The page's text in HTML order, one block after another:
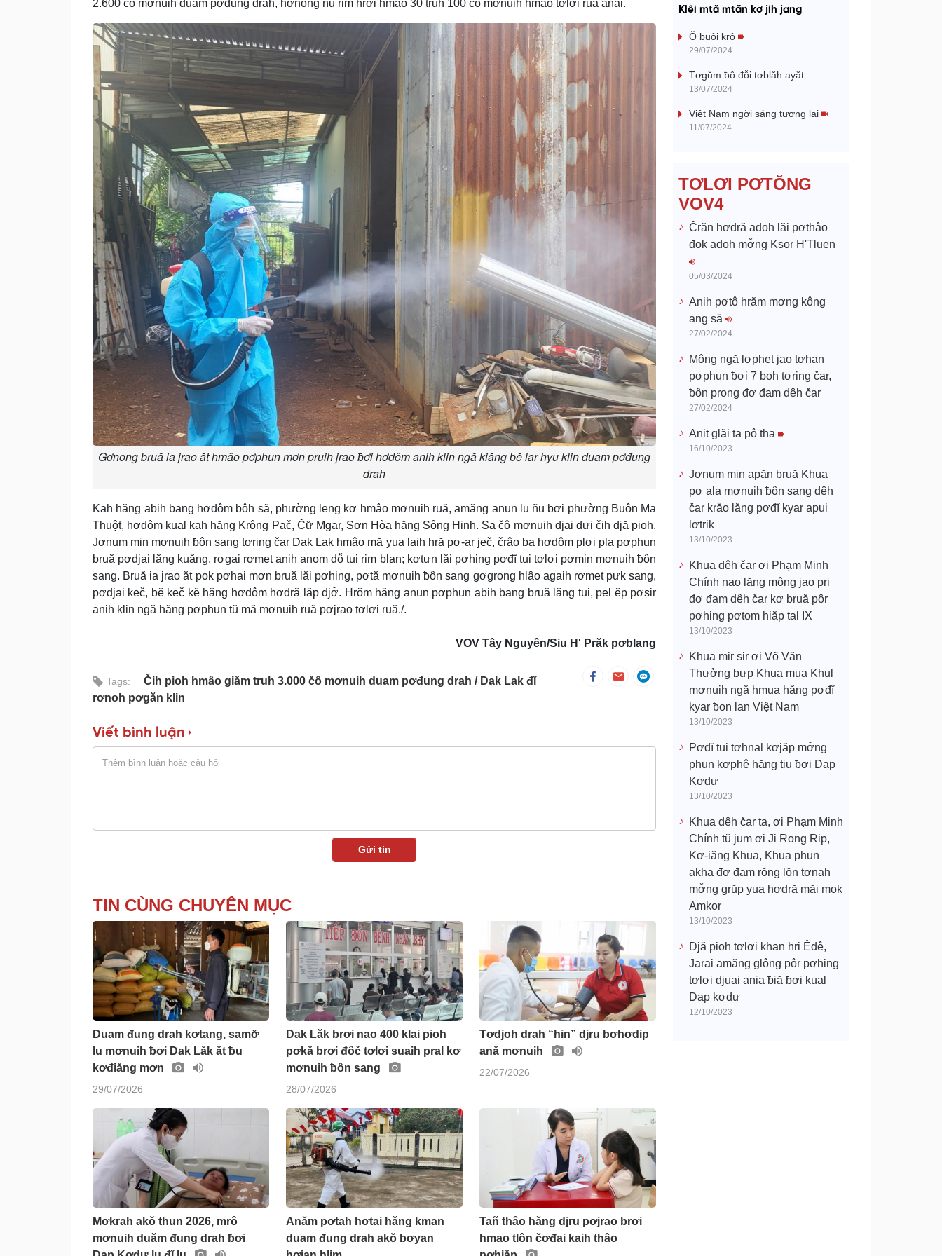
2.600 čô mơnuih duam pơđung drah, hơnong ñu rim hrơi hmâo 30 truh 100 čô mơnuih hmâo tơlơi ruă anai.
Gơnong bruă ia jrao ăt hmâo pơphun mơn pruih jrao ƀơi hơdôm anih klin ngă kiăng bĕ lar hyu klin duam pơđung
drah
Kah hăng abih bang hơdôm bôh să, phường leng kơ hmâo mơnuih ruă, amăng anun lu ñu ƀơi phường Buôn Ma
Thuột, hơdôm kual kah hăng Krông Pač, Čư̆ Mgar, Sơn Hòa hăng Sông Hinh. Sa čô mơnuih djai dưi čih djă pioh.
Jơnum min mơnuih ƀôn sang tơring čar Dak Lak hmâo mă yua laih hră pơ-ar ječ, črâo ba hơdôm plơi pla pơphun
bruă pơdjai lăng kuăng, rơgai rơmet anih anom dô̆ tui rim blan; kơtưn lăi pơhing pơđĭ tui tơlơi pơmin mơnuih ƀôn
sang. Bruă ia jrao ăt pok pơhai mơn bruă lăi pơhing, pơtă mơnuih ƀôn sang gơgrong hlâo agaih rơmet pưk sang,
pơdjai keč, bĕ keč kĕ hăng hơdôm hơdră lăp djơ̆. Hrŏm hăng anun pơphun abih bang bruă lăng tui, pel ĕp pơsir
anih klin ngă hăng pơphun tŭ mă mơnuih ruă pơjrao tơlơi ruă./.
VOV Tây Nguyên/Siu H' Prăk pơblang
Tags: Čih pioh hmâo giăm truh 3.000 čô mơnuih duam pơđung drah
Dak Lak đĭ
rơnoh pơgăn klin
Viết bình luận
TIN CÙNG CHUYÊN MỤC
Duam đung drah kơtang, samơ̆
lu mơnuih ƀơi Dak Lăk ăt ƀu
kơđiăng mơn
29/07/2026
Dak Lăk brơi nao 400 klai pioh
pơkă brơi đôč tơlơi suaih pral kơ
mơnuih ƀôn sang
28/07/2026
Tơdjoh drah “hin” djru bơhơdip
ană mơnuih
22/07/2026
Mơkrah akŏ thun 2026, mrô
mơnuih duăm đung drah ƀơi
Anăm pơtah hơtai hăng kman
duam đung drah akŏ bơyan
Tañ thâo hăng djru pơjrao brơi
hmao tlôn čơđai kaih thâo
a
V
o
Klêi mtă mtăn kơ jih jang
Ŏ buôi krô
29/07/2024
Tơgŭm ƀô đô̆i tơblăh ayăt
13/07/2024
Việt Nam ngời sáng tương lai
11/07/2024
TƠLƠI PƠTŎNG
VOV4
Črăn hơdră adoh lăi pơthâo
đok adoh mơ̆ng Ksor H'Tluen
05/03/2024
Anih pơtô hrăm mơng kông
ang să
27/02/2024
Mông ngă lơphet jao tơhan
pơphun ƀơi 7 boh tơring čar,
ƀôn prong đơ đam dêh čar
27/02/2024
Anit glăi ta pô tha
16/10/2023
Jơnum min apăn bruă Khua
pơ ala mơnuih ƀôn sang dêh
čar krăo lăng pơđĭ kyar apui
lơtrik
13/10/2023
Khua dêh čar ơi Phạm Minh
Chính nao lăng mông jao pri
đơ đam dêh čar kơ bruă pôr
pơhing pơtom hiăp tal IX
13/10/2023
Khua mir sir ơi Võ Văn
Thưởng bưp Khua mua Khul
mơnuih ngă hmua hăng pơđĭ
kyar ƀon lan Việt Nam
13/10/2023
Pơđĭ tui tơhnal kơjăp mơ̆ng
phun kơphê hăng tiu ƀơi Dap
Kơdư
13/10/2023
Khua dêh čar ta, ơi Phạm Minh
Chính tŭ jum ơi Ji Rong Rip,
Kơ-iăng Khua, Khua phun
akha đơ đam rŏng lŏn tơnah
mơ̆ng grŭp yua hơdră măi mok
Amkor
13/10/2023
Djă pioh tơlơi khan hri Êđê,
Jarai amăng glông pôr pơhing
tơlơi djuai ania ƀiă ƀơi kual
Dap kơdư
12/10/2023